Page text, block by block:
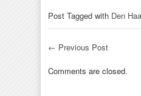
Post Tagged with Den
← Previous Post
Comments are closed.